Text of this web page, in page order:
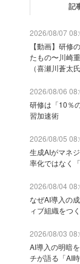
記
2026/08/07
【動画】研修
たもの〜川崎
（喜瀬川蒼太
2026/08/06
研修は「10％
習加速術
2026/08/05
生成AIがマネ
率化ではなく
2026/08/04
なぜAI導入の
ィブ組織をつ
2026/08/03
AI導入の明暗
チが語る「AI